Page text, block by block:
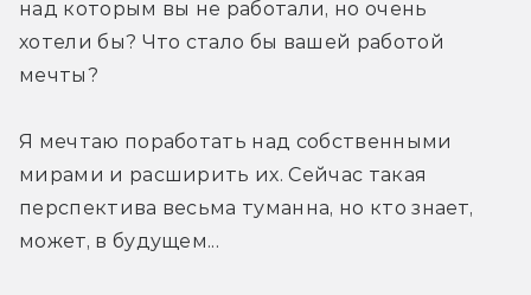
над которым вы не работали, но очень
хотели бы? Что стало бы вашей работой
мечты?
Я мечтаю поработать над собственными
мирами и расширить их. Сейчас такая
перспектива весьма туманна, но кто знает,
может, в будущем...